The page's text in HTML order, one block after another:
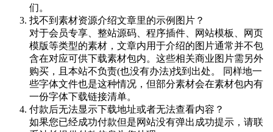
们。
找不到素材资源介绍文章里的示例图片？
对于会员专享、整站源码、程序插件、网站模板、网页
模版等类型的素材，文章内用于介绍的图片通常并不包
含在对应可供下载素材包内。这些相关商业图片需另外
购买，且本站不负责(也没有办法)找到出处。 同样地一
些字体文件也是这种情况，但部分素材会在素材包内有
一份字体下载链接清单。
付款后无法显示下载地址或者无法查看内容？
如果您已经成功付款但是网站没有弹出成功提示，请联